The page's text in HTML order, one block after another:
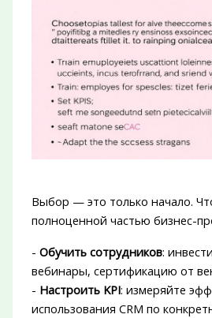
Выбор — это только начало.
полноценной частью бизнес-
- Обучить сотрудников:
вебинары, сертификацию от
- Настроить KPI: измеряйте
использования CRM по